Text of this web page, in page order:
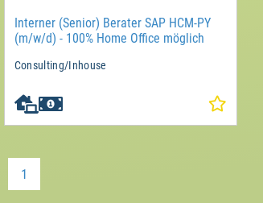
Interner (Senior) Berater SAP HCM-PY
(m/w/d) - 100% Home Office möglich
Consulting/Inhouse

1